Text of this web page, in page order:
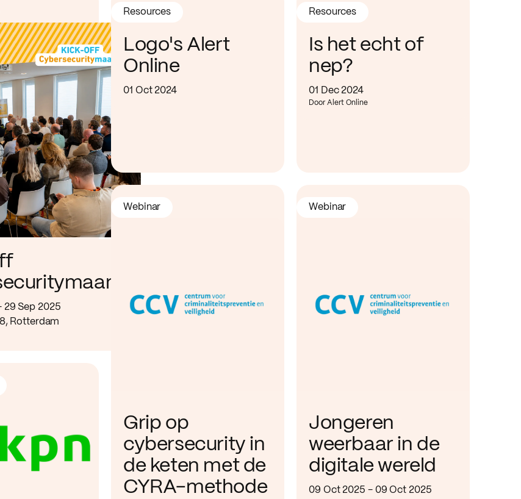
29 Sep 2025
Rotterdam
Logo's Alert
Online
01 Oct 2024
Resources
Is het echt of
nep?
01 Dec 2024
Door Alert Online
Resources
Grip op
cybersecurity in
de keten met de
CYRA-methode
Webinar
Jongeren
weerbaar in de
digitale wereld
09 Oct 2025 - 09 Oct 2025
Webinar